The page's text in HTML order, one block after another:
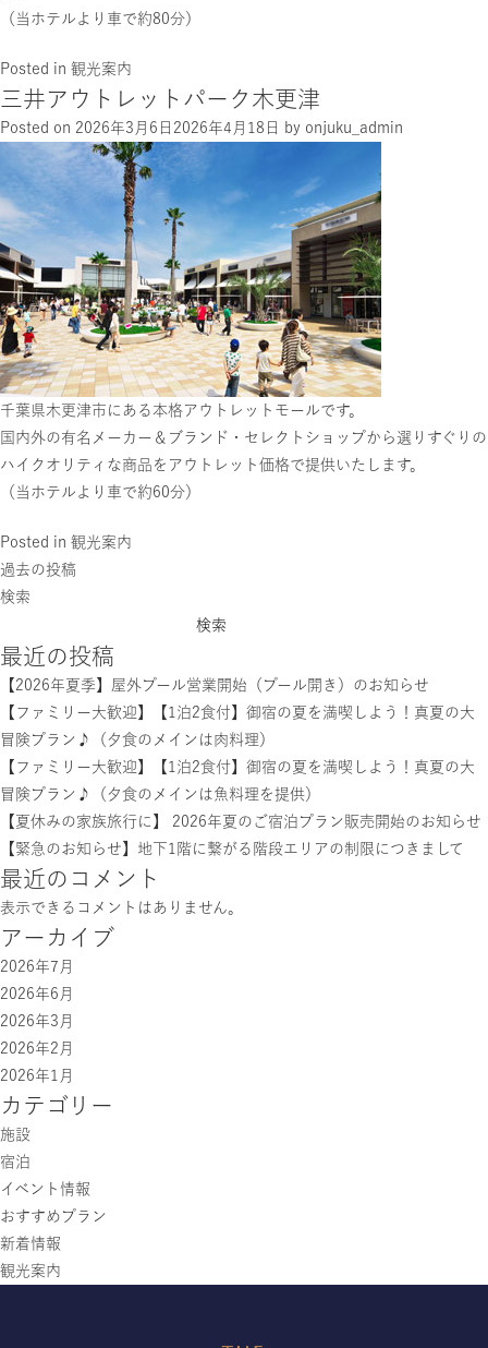
（当ホテルより車で約80分）
Posted in 観光案内
三井アウトレットパーク木更津
Posted on 2026年3月6日 2026年4月18日 by onjuku_admin
千葉県木更津市にある本格アウトレットモールです。
国内外の有名メーカー＆ブランド・セレクトショップから選りすぐりの
ハイクオリティな商品をアウトレット価格で提供いたします。
（当ホテルより車で約60分）
Posted in 観光案内
投稿ナビゲーション
過去の投稿
検索
検索
最近の投稿
【2026年夏季】屋外プール営業開始（プール開き）のお知らせ
【ファミリー大歓迎】【1泊2食付】御宿の夏を満喫しよう！真夏の大
冒険プラン♪（夕食のメインは肉料理）
【ファミリー大歓迎】【1泊2食付】御宿の夏を満喫しよう！真夏の大
冒険プラン♪（夕食のメインは魚料理を提供）
【夏休みの家族旅行に】 2026年夏のご宿泊プラン販売開始のお知らせ
【緊急のお知らせ】地下1階に繋がる階段エリアの制限につきまして
最近のコメント
表示できるコメントはありません。
アーカイブ
2026年7月
2026年6月
2026年3月
2026年2月
2026年1月
カテゴリー
施設
宿泊
イベント情報
おすすめプラン
新着情報
観光案内